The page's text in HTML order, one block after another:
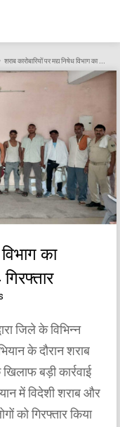
शराब कारोबारियों पर मद्य निषेध विभाग का शिकंजा, विदेशी शराब समेत 14 गिरफ्तार
का
जिले के विभिन्न
के दौरान शराब
बड़ी कार्रवाई
में विदेशी शराब और
को गिरफ्तार किया